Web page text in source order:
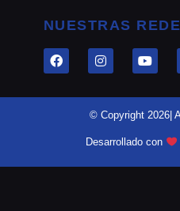
NUESTRAS
© Copyright 2026|
Desarrollado con